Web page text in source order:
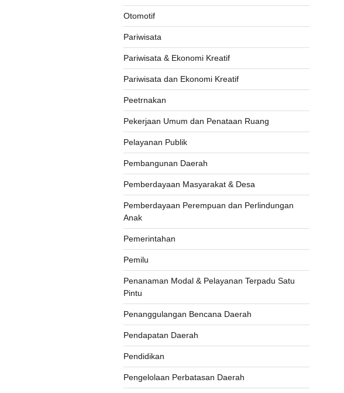
Otomotif
Pariwisata
Pariwisata & Ekonomi Kreatif
Pariwisata dan Ekonomi Kreatif
Peetrnakan
Pekerjaan Umum dan Penataan Ruang
Pelayanan Publik
Pembangunan Daerah
Pemberdayaan Masyarakat & Desa
Pemberdayaan Perempuan dan Perlindungan
Anak
Pemerintahan
Pemilu
Penanaman Modal & Pelayanan Terpadu Satu
Pintu
Penanggulangan Bencana Daerah
Pendapatan Daerah
Pendidikan
Pengelolaan Perbatasan Daerah